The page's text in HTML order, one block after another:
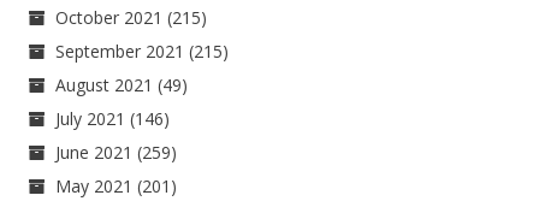
October 2021 (215)
September 2021 (215)
August 2021 (49)
July 2021 (146)
June 2021 (259)
May 2021 (201)